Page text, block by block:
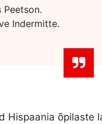
Peetson.
Indermitte.
Hispaania õpilaste